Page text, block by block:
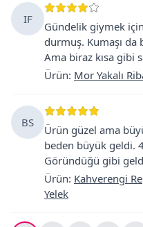
IF
Gündelik giymek
durmuş. Kumaşı
Ama biraz kısa gibi
Ürün: Mor Yakalı
BS
Ürün güzel ama
beden büyük geldi.
Göründüğü gibi
Ürün: Kahverengi
Yelek